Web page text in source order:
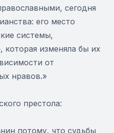
сегодня
его место
системы,
которая изменяла бы их
от
нравов.»
престола:
потому, что судьбы